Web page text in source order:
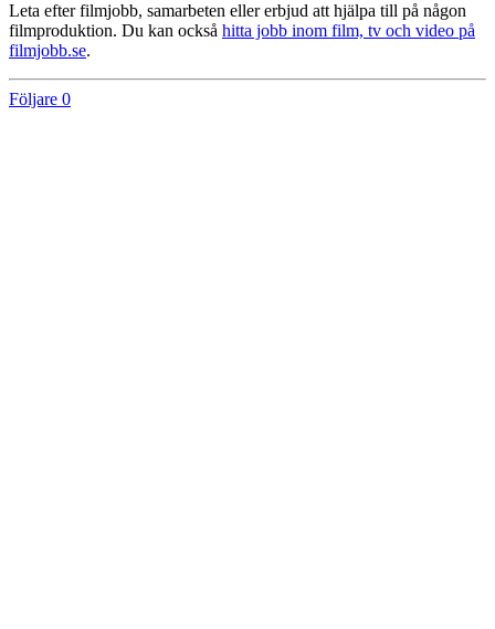
Leta efter filmjobb, samarbeten eller erbjud att hjälpa till på någon
filmproduktion. Du kan också hitta jobb inom film, tv och video på
filmjobb.se.
Följare 0